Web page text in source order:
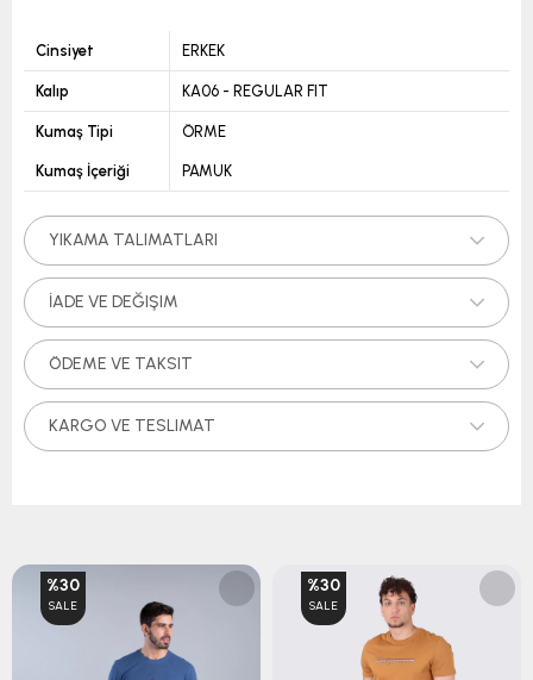
Cinsiyet ERKEK
Kalıp KA06 - REGULAR FIT
Kumaş Tipi ÖRME
Kumaş İçeriği PAMUK
YIKAMA TALIMATLARI
İADE VE DEĞIŞIM
ÖDEME VE TAKSIT
KARGO VE TESLIMAT
%30
SALE
%30
SALE